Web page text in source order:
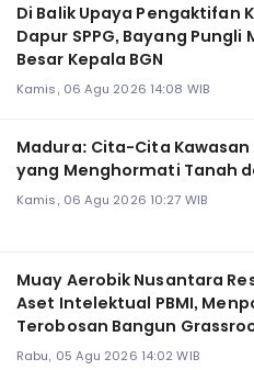
Di Balik Upaya Pengaktifan
Dapur SPPG, Bayang Pungli
Besar Kepala BGN
Kamis, 06 Agu 2026 14:08 WIB
Madura: Cita-Cita
yang Menghormati Tanah
Kamis, 06 Agu 2026 10:27 WIB
Muay Aerobik Nusantara
Aset Intelektual PBMI,
Terobosan Bangun
Rabu, 05 Agu 2026 14:02 WIB